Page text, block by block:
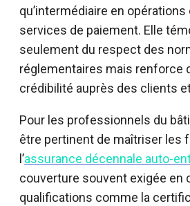
qu’intermédiaire en
services de paiement. Elle
seulement du respect des
réglementaires mais renforce
crédibilité auprès des clients
Pour les professionnels du
être pertinent de maîtriser les
l’assurance décennale auto-
couverture souvent exigée en
qualifications comme la